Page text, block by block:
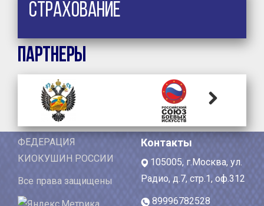
Страхование
Партнеры
ФЕДЕРАЦИЯ
КИОКУШИН РОССИИ
Все права защищены
Контакты
105005, г.Москва, ул.
Радио, д.7, стр.1, оф.312
89996782528